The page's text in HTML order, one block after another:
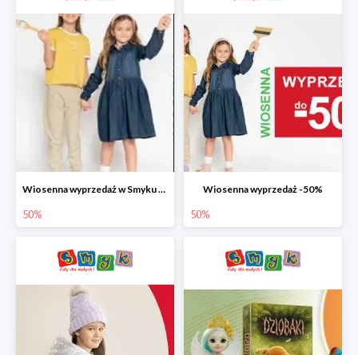
Wiosenna wyprzedaż w Smyku do -50%
50%
Wiosenna wyprzedaż -50%
50%